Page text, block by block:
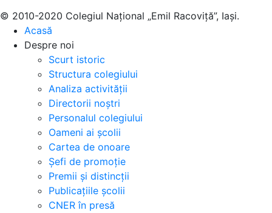
© 2010-2020 Colegiul Național „Emil Racoviță”, Iași.
Acasă
Despre noi
Scurt istoric
Structura colegiului
Analiza activității
Directorii noștri
Personalul colegiului
Oameni ai școlii
Cartea de onoare
Șefi de promoție
Premii și distincții
Publicațiile școlii
CNER în presă